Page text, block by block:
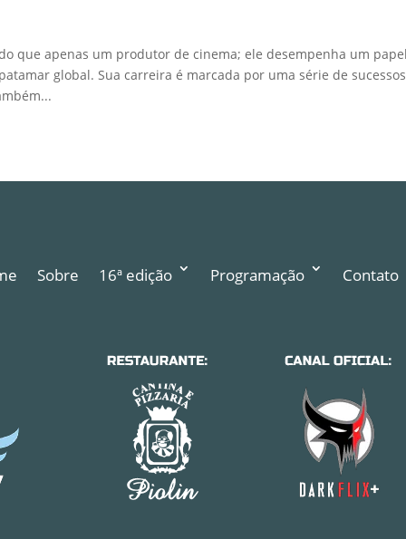
que apenas um produtor de cinema; ele desempenha um
global. Sua carreira é marcada por uma série de sucessos
Sobre 16ª edição Programação Contato